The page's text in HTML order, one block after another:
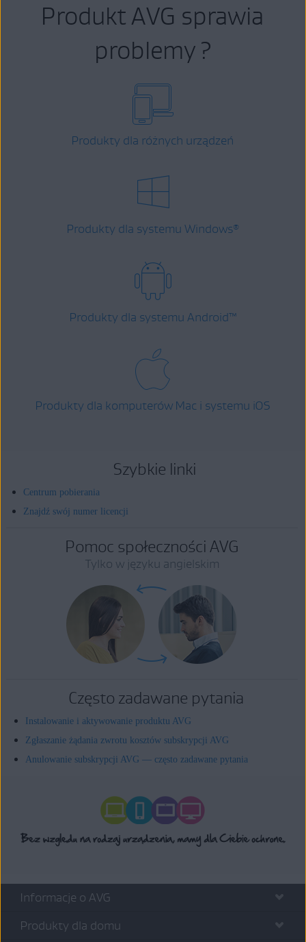
Produkt AVG sprawia
problemy ?
Produkty dla różnych urządzeń
Produkty dla systemu Windows®
Produkty dla systemu Android™
Produkty dla komputerów Mac i systemu iOS
Szybkie linki
Centrum pobierania
Znajdź swój numer licencji
Pomoc społeczności AVG
Tylko w języku angielskim
Często zadawane pytania
Instalowanie i aktywowanie produktu AVG
Zgłaszanie żądania zwrotu kosztów subskrypcji AVG
Anulowanie subskrypcji AVG — często zadawane pytania
Informacje o AVG
Produkty dla domu